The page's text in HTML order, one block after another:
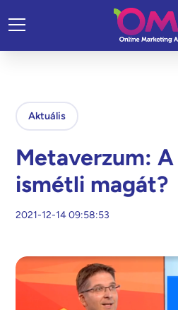
Aktuális
Metaverzum:
ismétli magát?
2021-12-14 09:58:53